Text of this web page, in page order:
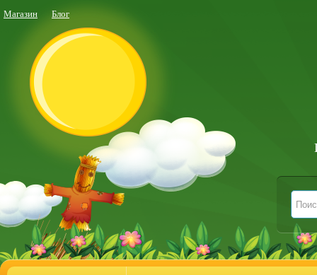
Магазин Блог